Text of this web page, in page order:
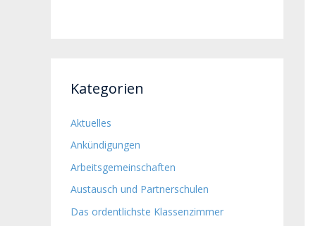
Kategorien
Aktuelles
Ankündigungen
Arbeitsgemeinschaften
Austausch und Partnerschulen
Das ordentlichste Klassenzimmer